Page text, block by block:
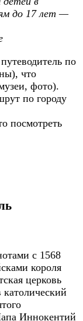
до 17 лет —
с 1568
короля
церковь
Иннокентий